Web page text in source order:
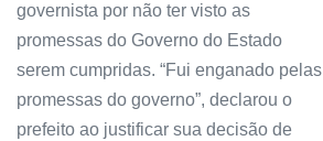
governista por não ter visto as
promessas do Governo do Estado
serem cumpridas. “Fui enganado pelas
promessas do governo”, declarou o
prefeito ao justificar sua decisão de